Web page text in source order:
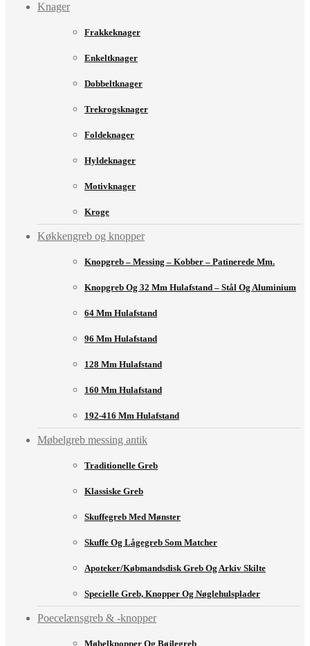
Knager
Frakkeknager
Enkeltknager
Dobbeltknager
Trekrogsknager
Foldeknager
Hyldeknager
Motivknager
Kroge
Køkkengreb og knopper
Knopgreb – Messing – Kobber – Patinerede Mm.
Knopgreb Og 32 Mm Hulafstand – Stål Og Aluminium
64 Mm Hulafstand
96 Mm Hulafstand
128 Mm Hulafstand
160 Mm Hulafstand
192-416 Mm Hulafstand
Møbelgreb messing antik
Traditionelle Greb
Klassiske Greb
Skuffegreb Med Mønster
Skuffe Og Lågegreb Som Matcher
Apoteker/købmandsdisk Greb Og Arkiv Skilte
Specielle Greb, Knopper Og Nøglehulsplader
Poecelænsgreb & -knopper
Møbelknopper Og Bøjlegreb